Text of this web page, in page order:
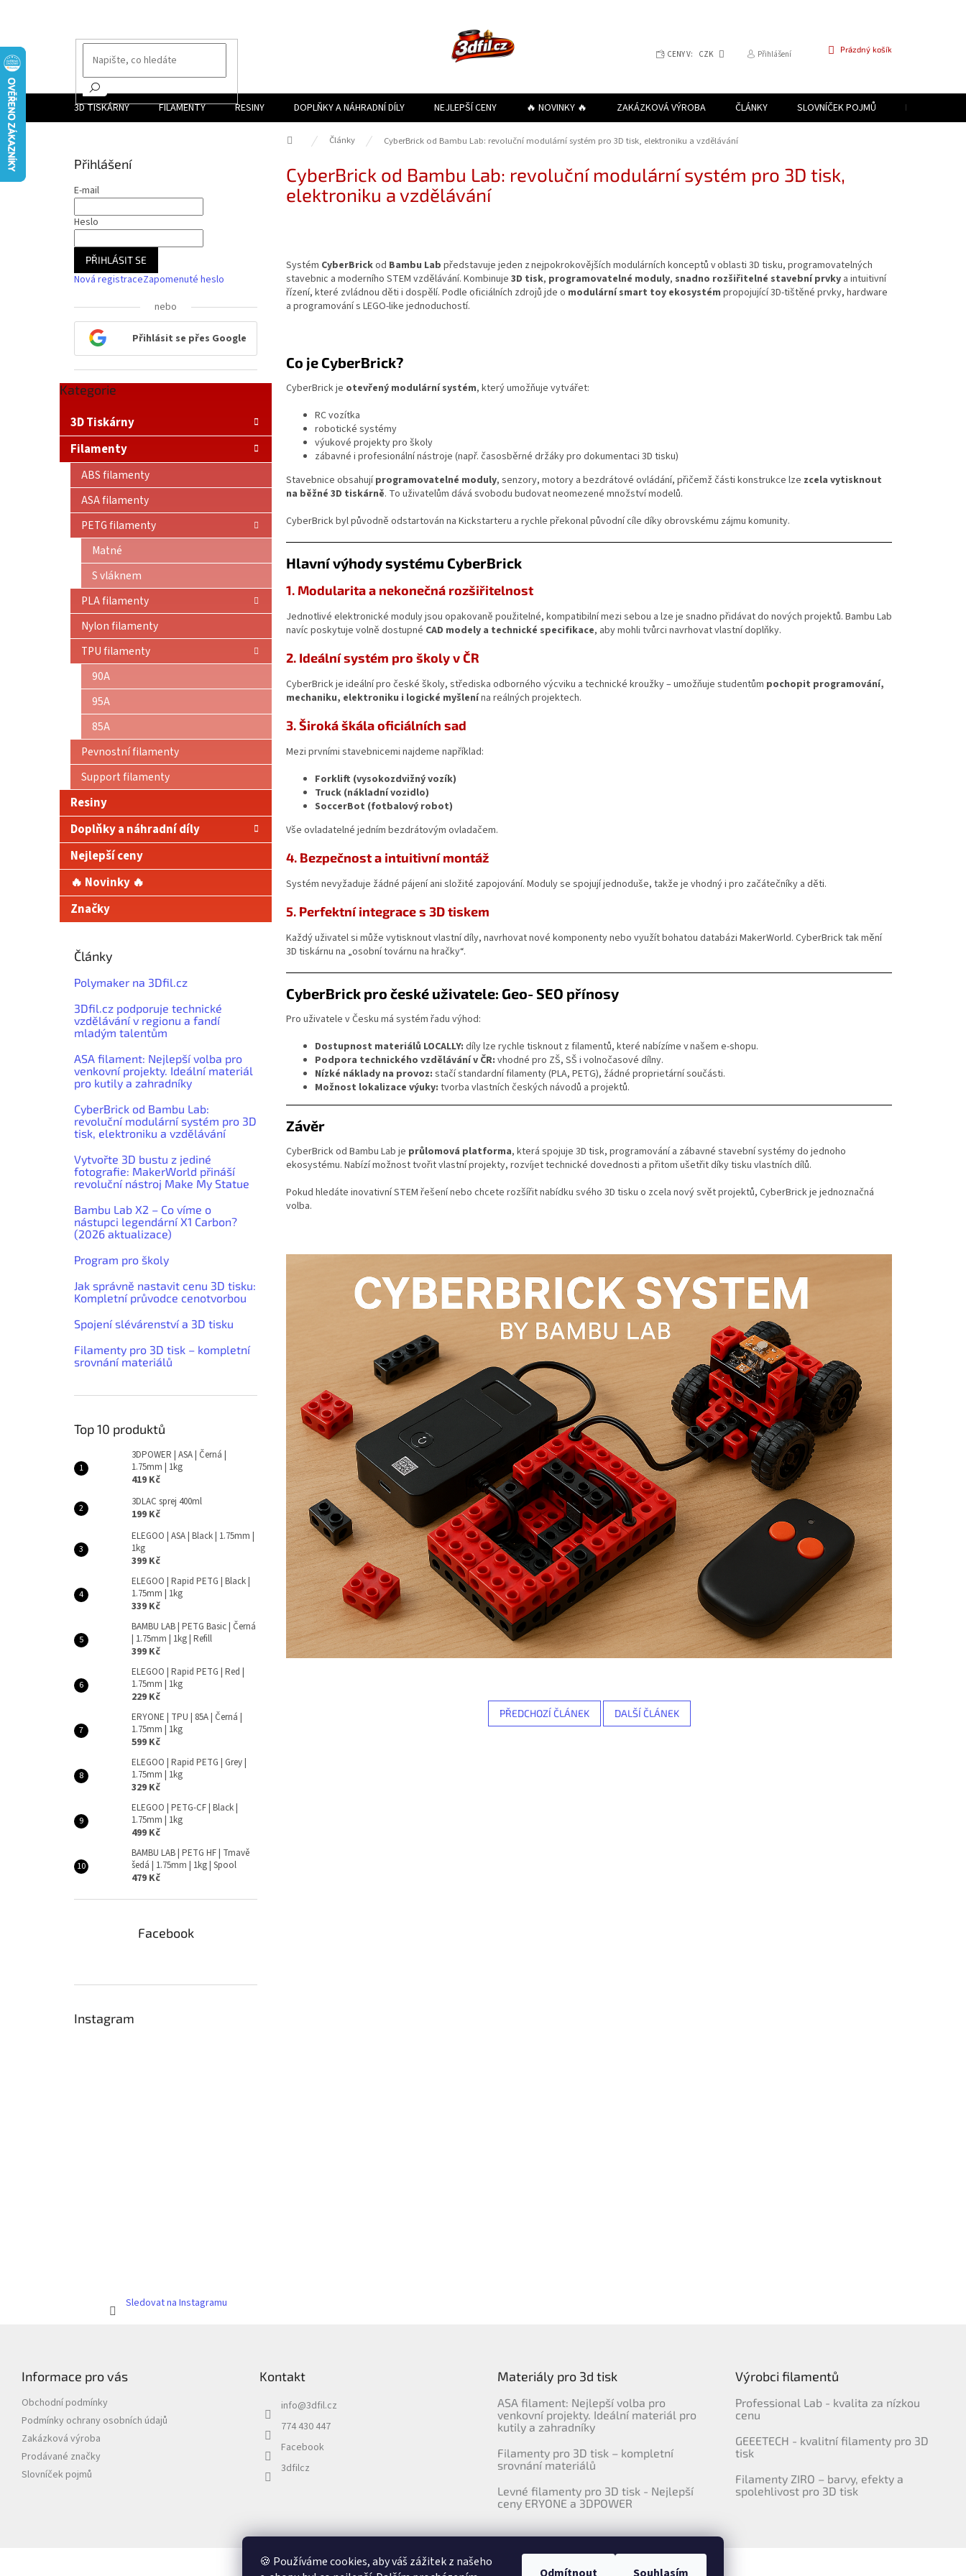
🍪 Používáme cookies, aby váš zážitek z našeho
CENY V: CZK Přihlášení
NÁKUPNÍ
Prázdný košík
3D TISKÁRNY FILAMENTY RESINY DOPLŇKY A NÁHRADNÍ DÍLY NEJLEPŠÍ CENY 🔥 NOVINKY 🔥 ZAKÁZKOVÁ VÝROBA ČLÁNKY SLOVNÍČEK POJMŮ PROGRAM
Domů Články CyberBrick od Bambu Lab: revoluční modulární systém pro 3D tisk, elektroniku a vzdělávání
Přihlášení
E-mail
Heslo
PŘIHLÁSIT SE
Nová registraceZapomenuté heslo
nebo
Přihlásit se přes Google
Přeskočit
Kategorie
3D Tiskárny
Filamenty
ABS filamenty
ASA filamenty
PETG filamenty
Matné
S vláknem
PLA filamenty
Nylon filamenty
TPU filamenty
90A
95A
85A
Pevnostní filamenty
Support filamenty
Resiny
Doplňky a náhradní díly
Nejlepší ceny
🔥 Novinky 🔥
Značky
Články
Polymaker na 3Dfil.cz
3Dfil.cz podporuje technické
vzdělávání v regionu a fandí
mladým talentům
ASA filament: Nejlepší volba pro
venkovní projekty. Ideální materiál
pro kutily a zahradníky
CyberBrick od Bambu Lab:
revoluční modulární systém pro 3D
tisk, elektroniku a vzdělávání
Vytvořte 3D bustu z jediné
fotografie: MakerWorld přináší
revoluční nástroj Make My Statue
Bambu Lab X2 – Co víme o
nástupci legendární X1 Carbon?
(2026 aktualizace)
Program pro školy
Jak správně nastavit cenu 3D tisku:
Kompletní průvodce cenotvorbou
Spojení slévárenství a 3D tisku
Filamenty pro 3D tisk – kompletní
srovnání materiálů
Top 10 produktů
3DPOWER | ASA | Černá |
1.75mm | 1kg
419 Kč
3DLAC sprej 400ml
199 Kč
ELEGOO | ASA | Black | 1.75mm |
1kg
399 Kč
ELEGOO | Rapid PETG | Black |
1.75mm | 1kg
339 Kč
BAMBU LAB | PETG Basic | Černá
| 1.75mm | 1kg | Refill
399 Kč
ELEGOO | Rapid PETG | Red |
1.75mm | 1kg
229 Kč
ERYONE | TPU | 85A | Černá |
1.75mm | 1kg
599 Kč
ELEGOO | Rapid PETG | Grey |
1.75mm | 1kg
329 Kč
ELEGOO | PETG-CF | Black |
1.75mm | 1kg
499 Kč
BAMBU LAB | PETG HF | Tmavě
šedá | 1.75mm | 1kg | Spool
479 Kč
Facebook
Instagram
Sledovat na Instagramu
CyberBrick od Bambu Lab: revoluční modulární systém pro 3D tisk,
elektroniku a vzdělávání
Systém CyberBrickod Bambu Lab představuje jeden z nejpokrokovějších modulárních konceptů v oblasti 3D tisku, programovatelných
stavebnic a moderního STEM vzdělávání. Kombinuje 3D tisk, programovatelné moduly, snadno rozšiřitelné stavební prvky a intuitivní
řízení, které zvládnou děti i dospělí. Podle oficiálních zdrojů jde o modulární smart toy ekosystém propojující 3D‑tištěné prvky, hardware
a programování s LEGO‑like jednoduchostí.
Co je CyberBrick?
CyberBrick je otevřený modulární systém, který umožňuje vytvářet:
RC vozítka
robotické systémy
výukové projekty pro školy
zábavné i profesionální nástroje (např. časosběrné držáky pro dokumentaci 3D tisku)
Stavebnice obsahujíprogramovatelné moduly, senzory, motory a bezdrátové ovládání, přičemž části konstrukce lze zcela vytisknout
na běžné 3D tiskárně. To uživatelům dává svobodu budovat neomezené množství modelů.
CyberBrick byl původně odstartován na Kickstarteru a rychle překonal původní cíle díky obrovskému zájmu komunity.
Hlavní výhody systému CyberBrick
1. Modularita a nekonečná rozšiřitelnost
Jednotlivé elektronické moduly jsou opakovaně použitelné, kompatibilní mezi sebou a lze je snadno přidávat do nových projektů. Bambu Lab
navíc poskytuje volně dostupné CAD modely a technické specifikace, aby mohli tvůrci navrhovat vlastní doplňky.
2. Ideální systém pro školy v ČR
CyberBrick je ideální pro české školy, střediska odborného výcviku a technické kroužky – umožňuje studentům pochopit programování,
mechaniku, elektroniku i logické myšlenína reálných projektech.
3. Široká škála oficiálních sad
Mezi prvními stavebnicemi najdeme například:
Forklift (vysokozdvižný vozík)
Truck (nákladní vozidlo)
SoccerBot (fotbalový robot)
Vše ovladatelné jedním bezdrátovým ovladačem.
4. Bezpečnost a intuitivní montáž
Systém nevyžaduje žádné pájení ani složité zapojování. Moduly se spojují jednoduše, takže je vhodný i pro začátečníky a děti.
5. Perfektní integrace s 3D tiskem
Každý uživatel si může vytisknout vlastní díly, navrhovat nové komponenty nebo využít bohatou databázi MakerWorld. CyberBrick tak mění
3D tiskárnu na „osobní továrnu na hračky“.
CyberBrick pro české uživatele: Geo‑SEO přínosy
Pro uživatele v Česku má systém řadu výhod:
Dostupnost materiálů LOCALLY: díly lze rychle tisknout z filamentů, které nabízíme v našem e‑shopu.
Podpora technického vzdělávání v ČR: vhodné pro ZŠ, SŠ i volnočasové dílny.
Nízké náklady na provoz: stačí standardní filamenty (PLA, PETG), žádné proprietární součásti.
Možnost lokalizace výuky: tvorba vlastních českých návodů a projektů.
Závěr
CyberBrick od Bambu Lab je průlomová platforma, která spojuje 3D tisk, programování a zábavné stavební systémy do jednoho
ekosystému. Nabízí možnost tvořit vlastní projekty, rozvíjet technické dovednosti a přitom ušetřit díky tisku vlastních dílů.
Pokud hledáte inovativní STEM řešení nebo chcete rozšířit nabídku svého 3D tisku o zcela nový svět projektů, CyberBrick je jednoznačná
volba.
PŘEDCHOZÍ ČLÁNEK DALŠÍ ČLÁNEK
Informace pro vás
Obchodní podmínky
Podmínky ochrany osobních údajů
Zakázková výroba
Prodávané značky
Slovníček pojmů
Kontakt
info@3dfil.cz
774 430 447
Facebook
3dfilcz
Materiály pro 3d tisk
ASA filament: Nejlepší volba pro
venkovní projekty. Ideální materiál pro
kutily a zahradníky
Filamenty pro 3D tisk – kompletní
srovnání materiálů
Levné filamenty pro 3D tisk - Nejlepší
ceny ERYONE a 3DPOWER
Výrobci filamentů
Professional Lab - kvalita za nízkou
cenu
GEEETECH - kvalitní filamenty pro 3D
tisk
Filamenty ZIRO – barvy, efekty a
spolehlivost pro 3D tisk